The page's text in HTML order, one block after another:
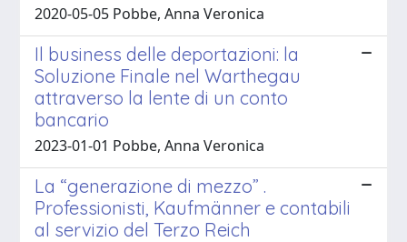
2020-05-05 Pobbe, Anna Veronica
Il business delle deportazioni: la
Soluzione Finale nel Warthegau
attraverso la lente di un conto
bancario
2023-01-01 Pobbe, Anna Veronica
La “generazione di mezzo” .
Professionisti, Kaufmänner e contabili
al servizio del Terzo Reich